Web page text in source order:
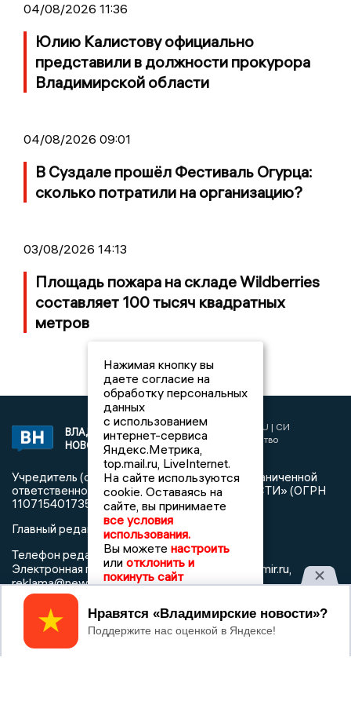
04/08/2026 11:36
Юлию Калистову официально
представили в должности прокурора
Владимирской области
04/08/2026 09:01
В Суздале прошёл Фестиваль Огурца:
сколько потратили на организацию?
03/08/2026 14:13
Площадь пожара на складе Wildberries
составляет 100 тысяч квадратных
метров
ВЛАДИМИРСКИЕ
НОВОСТИ
2017 © NEWSVLADIMIR.RU | СИ
«Информационное агентство
Владимирские новости»
Учредитель (соучредители): Общество с ограниченной
ответственностью «РЕГИОНАЛЬНЫЕ НОВОСТИ» (ОГРН
1107154017354)
Главный редактор: Мазов С. А.
Телефон редакции:8 (4922) 666916
Электронная почта редакции:info@newsvladimir.ru,
reklama@newsvladimir.ru
Регистрационный номер: серия Эл № ФС77-78858 от 4
августа 2020 г. согласно выписке из реестра
зарегистрированных средств массовой информации
Нажимая кнопку вы
даете согласие на
обработку персональных
данных
с использованием
интернет-сервиса
Яндекс.Метрика,
top.mail.ru, LiveInternet.
На сайте используются
cookie. Оставаясь на
сайте, вы принимаете
все условия
использования.
Вы можете настроить
или отклонить и
покинуть сайт
Принять